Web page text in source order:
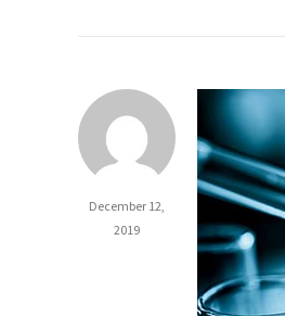
December 12,
2019